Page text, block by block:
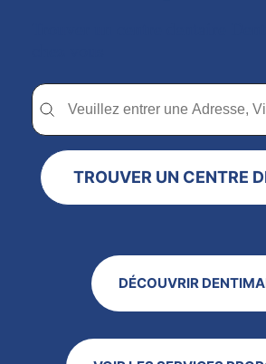
Trouver un centre dentaire
Trouver un centre dentaire Dentimad près
TROUVER UN CENTRE
DÉCOUVRIR